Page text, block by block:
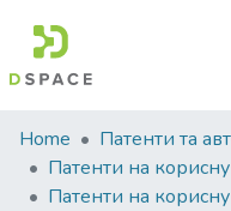
Communities
&
Collections
Home